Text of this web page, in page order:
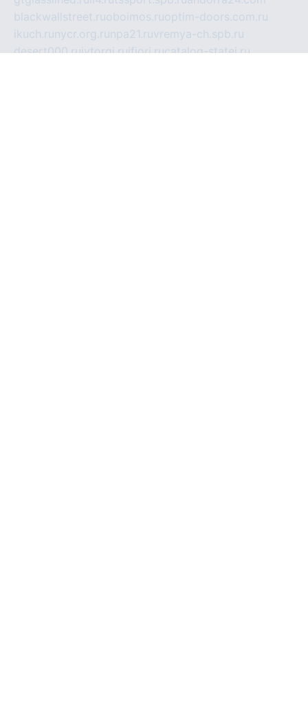
blackwallstreet.ruoboimos.ruoptim-doors.com.ru
ikuch.ru nycr.org.ru npa21.ruvremya-ch.spb.ru
desert000.ruivtorgi.ruifiori.rucatalog-statei.ru